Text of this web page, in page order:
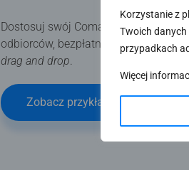
Korzystanie z
Twoich
przypadkach
Więcej
Dostosuj swój Comarch e-Sklep do
odbiorców, bezpłatne i
drag and drop
Zobacz przykłady